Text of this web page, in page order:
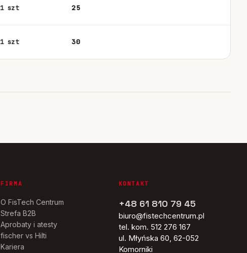
1 szt 25
1 szt 30
FIRMA
O FisTech Centrum
Strefa B2B
Aprobaty i atesty
fischer vs Hilti
Kariera
KONTAKT
+48 61 810 79 45
biuro@fistechcentrum.pl
tel. kom. 512 276 167
ul. Młyńska 60, 62-052
Komorniki